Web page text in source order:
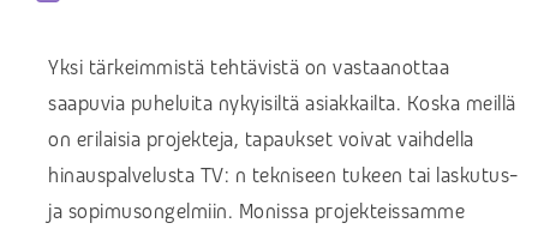
Yksi tärkeimmistä tehtävistä on vastaanottaa
saapuvia puheluita nykyisiltä asiakkailta. Koska meillä
on erilaisia projekteja, tapaukset voivat vaihdella
hinauspalvelusta TV: n tekniseen tukeen tai laskutus-
ja sopimusongelmiin. Monissa projekteissamme